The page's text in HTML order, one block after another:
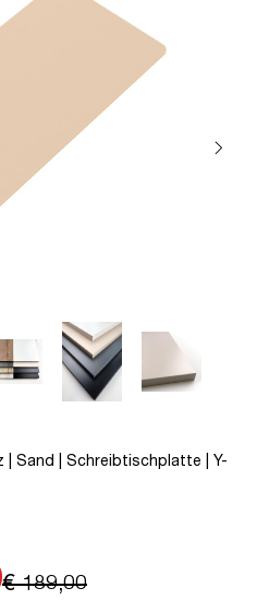
| Sand | Schreibtischplatte | Y-
€ 189,00